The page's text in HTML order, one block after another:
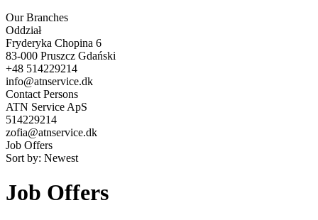
Our Branches
Oddział
Fryderyka Chopina 6
83-000 Pruszcz Gdański
+48 514229214
info@atnservice.dk
Contact Persons
ATN Service ApS
514229214
zofia@atnservice.dk
Job Offers
Sort by: Newest
Job Offers